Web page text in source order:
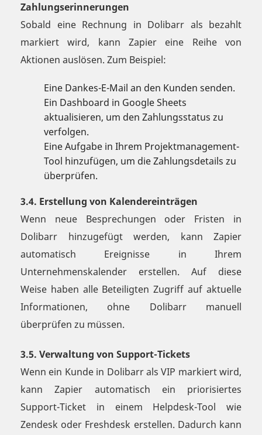
Zahlungserinnerungen
Sobald eine Rechnung in Dolibarr als bezahlt
markiert wird, kann Zapier eine Reihe von
Aktionen auslösen. Zum Beispiel:
Eine Dankes-E-Mail an den Kunden senden.
Ein Dashboard in Google Sheets
aktualisieren, um den Zahlungsstatus zu
verfolgen.
Eine Aufgabe in Ihrem Projektmanagement-
Tool hinzufügen, um die Zahlungsdetails zu
überprüfen.
3.4. Erstellung von Kalendereinträgen
Wenn neue Besprechungen oder Fristen in
Dolibarr hinzugefügt werden, kann Zapier
automatisch Ereignisse in Ihrem
Unternehmenskalender erstellen. Auf diese
Weise haben alle Beteiligten Zugriff auf aktuelle
Informationen, ohne Dolibarr manuell
überprüfen zu müssen.
3.5. Verwaltung von Support-Tickets
Wenn ein Kunde in Dolibarr als VIP markiert wird,
kann Zapier automatisch ein priorisiertes
Support-Ticket in einem Helpdesk-Tool wie
Zendesk oder Freshdesk erstellen. Dadurch kann